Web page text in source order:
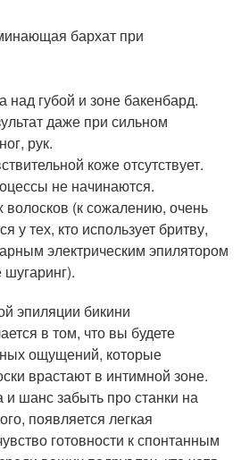
бархат при
над губой и зоне бакенбард.
даже при сильном
рук.
коже отсутствует.
не начинаются.
волосков (к сожалению, очень
у тех, кто использует бритву,
электрическим эпилятором
эпиляции бикини
в том, что вы будете
ощущений, которые
врастают в интимной зоне.
шанс забыть про станки на
появляется легкая
готовности к спонтанным